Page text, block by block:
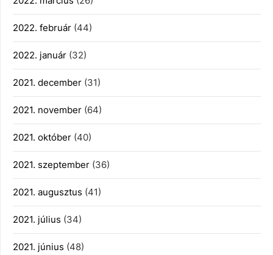
2022. február (44)
2022. január (32)
2021. december (31)
2021. november (64)
2021. október (40)
2021. szeptember (36)
2021. augusztus (41)
2021. július (34)
2021. június (48)